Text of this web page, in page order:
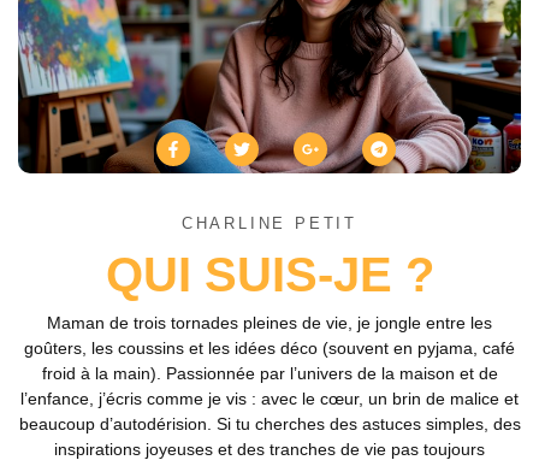
CHARLINE PETIT
QUI SUIS-JE ?
Maman de trois tornades pleines de vie, je jongle entre les
goûters, les coussins et les idées déco (souvent en pyjama, café
froid à la main). Passionnée par l’univers de la maison et de
l’enfance, j’écris comme je vis : avec le cœur, un brin de malice et
beaucoup d’autodérision. Si tu cherches des astuces simples, des
inspirations joyeuses et des tranches de vie pas toujours